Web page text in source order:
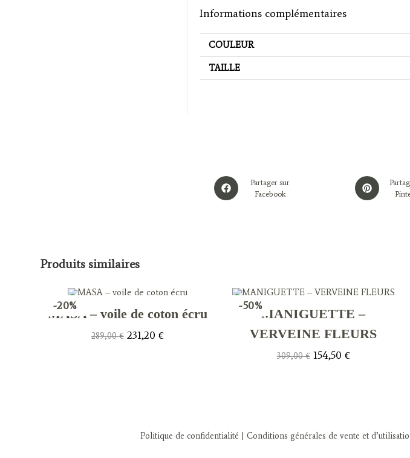
Informations complémentaires
COULEUR
TAILLE
Opens
in
Partager sur
Facebook
Opens
in
Produits similaires
-20%
MASA – voile de coton écru
289,00€ Le
prix
231,20 €Le
prix
-50%
MANIGUETTE –
VERVEINE FLEURS
309,00€ Le
prix
154,50 €Le
prix
Politique de confidentialité | Conditions générales de vente et